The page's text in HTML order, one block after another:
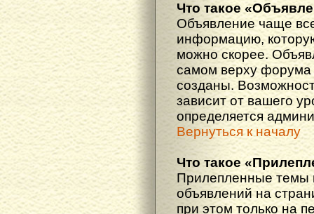
Что такое
Объявление чаще
информацию,
можно скорее.
самом верху форума
созданы.
зависит от вашего
определяется
Вернуться к началу
Что такое
Прилепленные темы
объявлений на
при этом только на